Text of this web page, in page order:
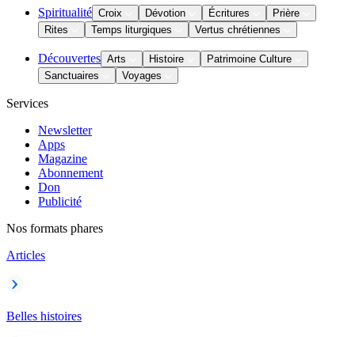
Spiritualité Croix Dévotion Écritures
Prière
Rites
Temps liturgiques Vertus chrétiennes
Découvertes Arts Histoire
Patrimoine Culture
Sanctuaires
Voyages
Services
Newsletter
Apps
Magazine
Abonnement
Don
Publicité
Nos formats phares
Articles
Belles histoires